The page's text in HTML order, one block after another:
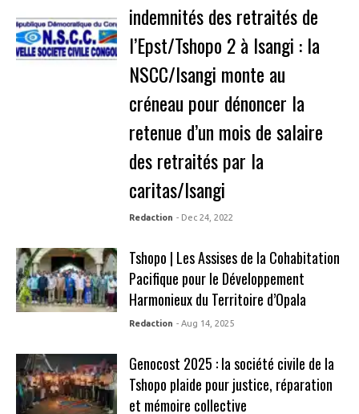
indemnités des retraités de
l’Epst/Tshopo 2 à Isangi : la
NSCC/Isangi monte au
créneau pour dénoncer la
retenue d’un mois de salaire
des retraités par la
caritas/Isangi
Redaction - Dec 24, 2022
Tshopo | Les Assises de la Cohabitation
Pacifique pour le Développement
Harmonieux du Territoire d’Opala
Redaction - Aug 14, 2025
Genocost 2025 : la société civile de la
Tshopo plaide pour justice, réparation
et mémoire collective